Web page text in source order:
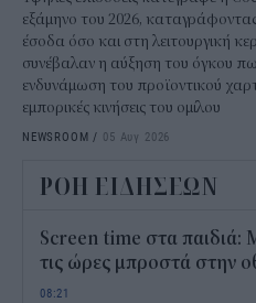
εξάμηνο του 2026,
έσοδα όσο και στη λειτουργική
συνέβαλαν η αύξηση του όγκου
ενδυνάμωση του προϊοντικού
εμπορικές κινήσεις του ομίλου
NEWSROOM / 05 Αυγ 2026
ΡΟΗ ΕΙΔΗΣΕΩΝ
Screen time στα παιδιά:
τις ώρες μπροστά στην
08:21